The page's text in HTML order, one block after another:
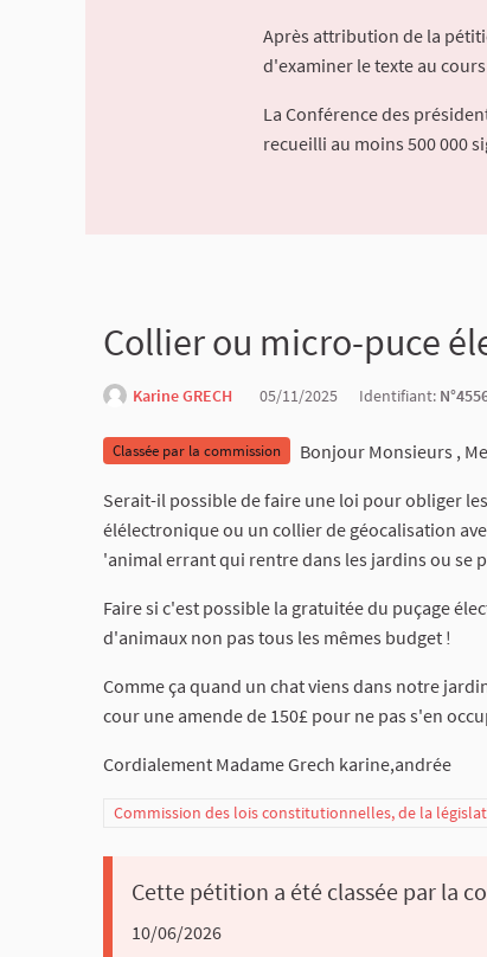
Après attribution de la
d'examiner le texte au
La Conférence des
recueilli au moins 500 000
Collier ou micro-puce
Karine GRECH 05/11/2025 Identifiant:
Classée par la commission Bonjour Monsieurs ,
Serait-il possible de faire une loi pour obliger
élélectronique ou un collier de géocalisation
'animal errant qui rentre dans les jardins ou se
Faire si c'est possible la gratuitée du puçage
d'animaux non pas tous les mêmes budget !
Comme ça quand un chat viens dans notre
cour une amende de 150£ pour ne pas s'en
Cordialement Madame Grech karine,andrée
Commission des lois constitutionnelles, de la
Cette pétition a été classée par la
10/06/2026